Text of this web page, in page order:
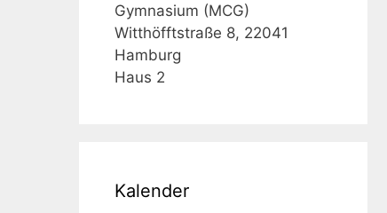
Gymnasium (MCG)
Witthöfftstraße 8, 22041
Hamburg
Haus 2
Kalender